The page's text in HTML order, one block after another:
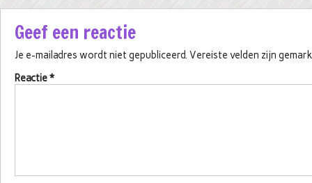
Geef een reactie
Je e-mailadres wordt niet gepubliceerd. Vereiste velden zijn
Reactie*